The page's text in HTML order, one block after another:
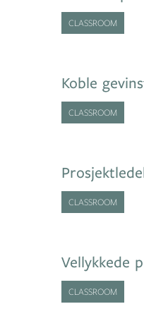
CLASSROOM
Koble
CLASSROOM
CLASSROOM
Vellykkede
CLASSROOM